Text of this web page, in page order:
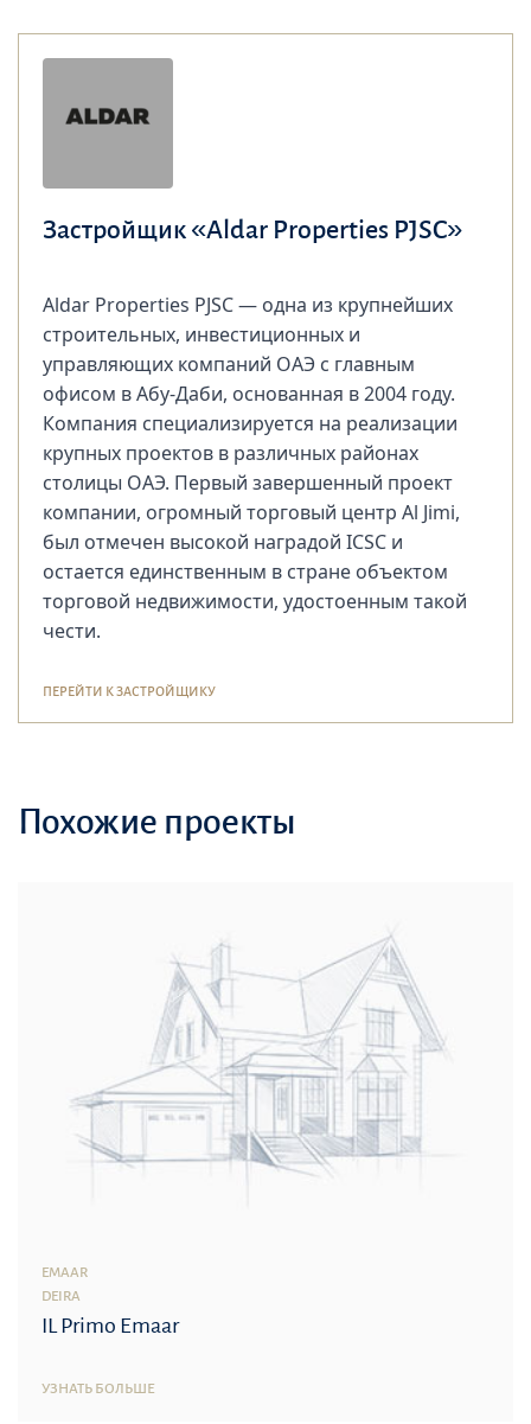
Застройщик «Aldar Properties PJSC»
Aldar Properties PJSC — одна из крупнейших
строительных, инвестиционных и
управляющих компаний ОАЭ с главным
офисом в Абу-Даби, основанная в 2004 году.
Компания специализируется на реализации
крупных проектов в различных районах
столицы ОАЭ. Первый завершенный проект
компании, огромный торговый центр Al Jimi,
был отмечен высокой наградой ICSC и
остается единственным в стране объектом
торговой недвижимости, удостоенным такой
чести.
ПЕРЕЙТИ К ЗАСТРОЙЩИКУ
Похожие проекты
EMAAR
DEIRA
IL Primo Emaar
УЗНАТЬ БОЛЬШЕ